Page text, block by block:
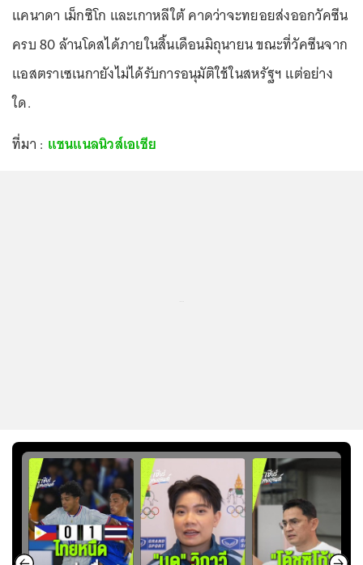
แคนาดา เม็กซิโก และเกาหลีใต้ คาดว่าจะทยอยส่งออกวัคซีน
ครบ 80 ล้านโดสได้ภายในสิ้นเดือนมิถุนายน ขณะที่วัคซีนจาก
แอสตราเซเนกายังไม่ได้รับการอนุมัติใช้ในสหรัฐฯ แต่อย่าง
ใด.
ที่มา : แชนแนลนิวส์เอเชีย